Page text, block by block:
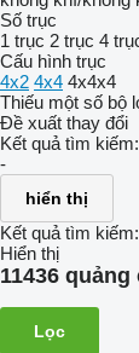
Số trục
1 trục 2 trục 4
Cấu hình trục
4x2 4x4 4x4x4
Thiếu một số bộ
Đề xuất thay đổi
Kết quả tìm kiếm:
-
hiển thị
Kết quả tìm kiếm:
Hiển thị
11436 quảng
Lọc